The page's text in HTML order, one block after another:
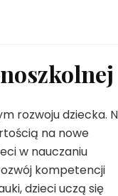
rozwoju dziecka.
na nowe
w nauczaniu
kompetencji
dzieci uczą się